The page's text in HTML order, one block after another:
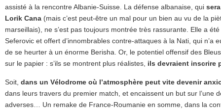
assisté à la rencontre Albanie-Suisse. La défense albanaise, qui
Lorik Cana (mais c’est peut-être un mal pour un bien au vu de la
marseillais), ne s’est pas toujours montrée très rassurante. Elle a
Seferovic et offert d’innombrables contre-attaques à la Nati, qui n’a
de se heurter à un énorme Berisha. Or, le potentiel offensif des
sur le papier : s’ils se montrent plus réalistes, ils devraient inscrire
Soit, dans un Vélodrome où l’atmosphère peut vite devenir
dans leurs travers du premier match, et encaissent un but sur l’une
adverses… Un remake de France-Roumanie en somme, dans la